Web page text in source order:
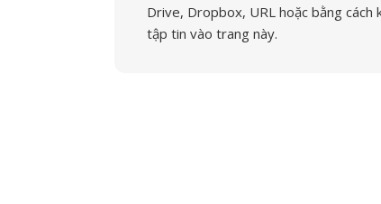
Drive, Dropbox, URL hoặc bằng cách
tập tin vào trang này.